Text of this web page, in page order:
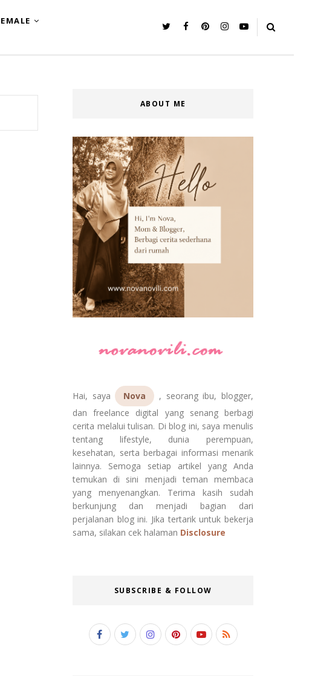
ABOUT ME
Hai, saya Nova
, seorang ibu, blogger,
dan freelance digital yang senang berbagi
cerita melalui tulisan. Di blog ini, saya menulis
tentang lifestyle, dunia perempuan,
kesehatan, serta berbagai informasi menarik
lainnya. Semoga setiap artikel yang Anda
temukan di sini menjadi teman membaca
yang menyenangkan. Terima kasih sudah
berkunjung dan menjadi bagian dari
perjalanan blog ini. Jika tertarik untuk bekerja
sama, silakan cek halaman Disclosure
SUBSCRIBE & FOLLOW